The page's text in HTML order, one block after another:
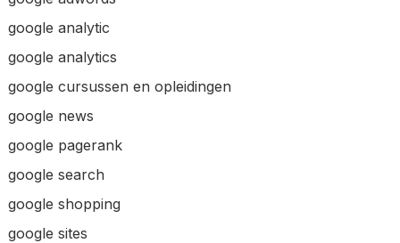
google analytic
google analytics
google cursussen en opleidingen
google news
google pagerank
google search
google shopping
google sites